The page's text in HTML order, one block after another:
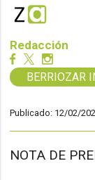
Redacción
BERRIOZAR
Publicado: 12/02/
NOTA DE